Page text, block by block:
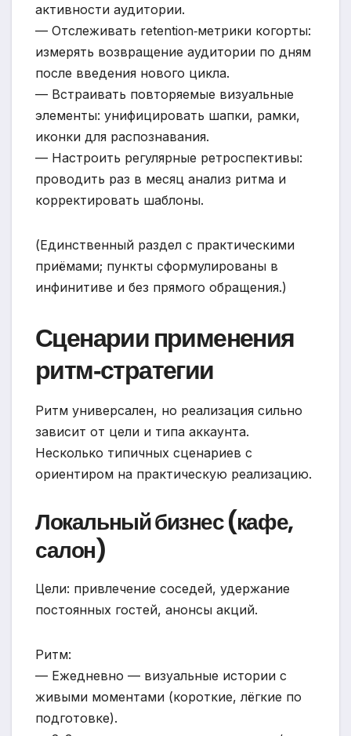
активности аудитории.
— Отслеживать retention‑метрики когорты:
измерять возвращение аудитории по дням
после введения нового цикла.
— Встраивать повторяемые визуальные
элементы: унифицировать шапки, рамки,
иконки для распознавания.
— Настроить регулярные ретроспективы:
проводить раз в месяц анализ ритма и
корректировать шаблоны.
(Единственный раздел с практическими
приёмами; пункты сформулированы в
инфинитиве и без прямого обращения.)
Сценарии применения
ритм‑стратегии
Ритм универсален, но реализация сильно
зависит от цели и типа аккаунта.
Несколько типичных сценариев с
ориентиром на практическую реализацию.
Локальный бизнес (кафе,
салон)
Цели: привлечение соседей, удержание
постоянных гостей, анонсы акций.
Ритм:
— Ежедневно — визуальные истории с
живыми моментами (короткие, лёгкие по
подготовке).